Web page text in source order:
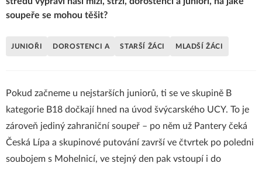
soupeře se mohou těšit?
JUNIOŘI DOROSTENCI A STARŠÍ ŽÁCI MLADŠÍ ŽÁCI
Pokud začneme u nejstarších juniorů, ti se ve skupině B
kategorie B18 dočkají hned na úvod švýcarského UCY. To je
zároveň jediný zahraniční soupeř – po něm už Pantery čeká
Česká Lípa a skupinové putování završí ve čtvrtek po poledni
soubojem s Mohelnicí, ve stejný den pak vstoupí i do